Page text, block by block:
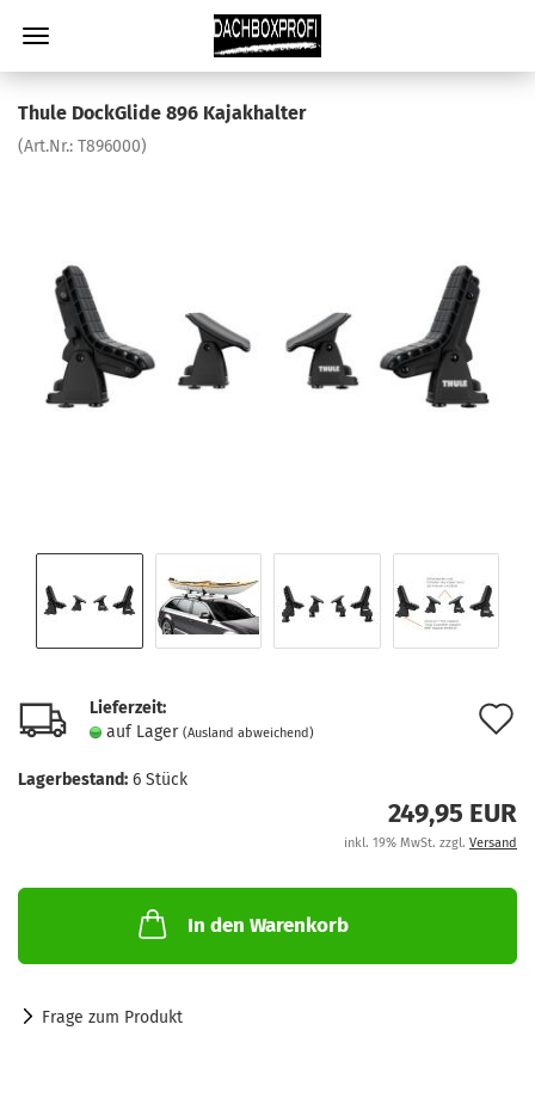
Thule DockGlide 896 Kajakhalter
(Art.Nr.: T896000)
Lieferzeit:
auf Lager (Ausland abweichend)
Lagerbestand: 6 Stück
249,95 EUR
inkl. 19% MwSt. zzgl. Versand
In den Warenkorb
Frage zum Produkt